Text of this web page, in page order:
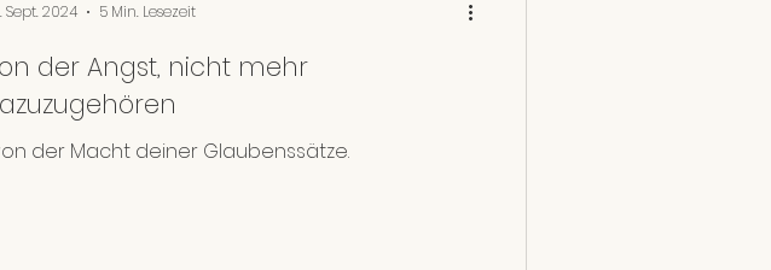
der Angst, nicht mehr
der Macht deiner Glaubenssätze.
Sept. 2024 5 Min. Lesezeit